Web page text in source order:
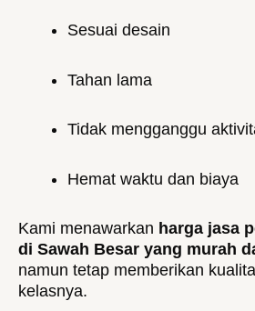
Sesuai desain
Tahan lama
Tidak mengganggu
Hemat waktu dan biaya
Kami menawarkan harga jasa
di Sawah Besar yang murah
namun tetap memberikan
kelasnya.